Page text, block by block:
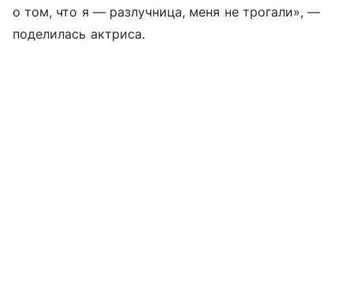
о том, что я — разлучница, меня не трогали», —
поделилась актриса.